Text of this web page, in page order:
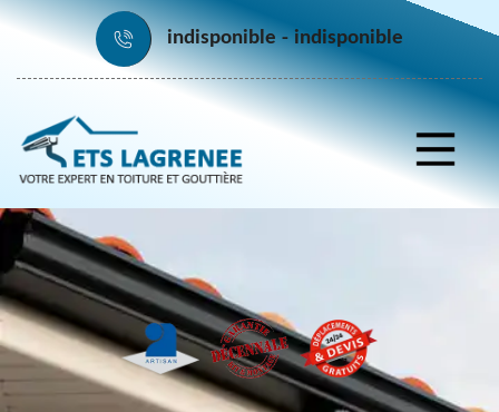
indisponible indisponible